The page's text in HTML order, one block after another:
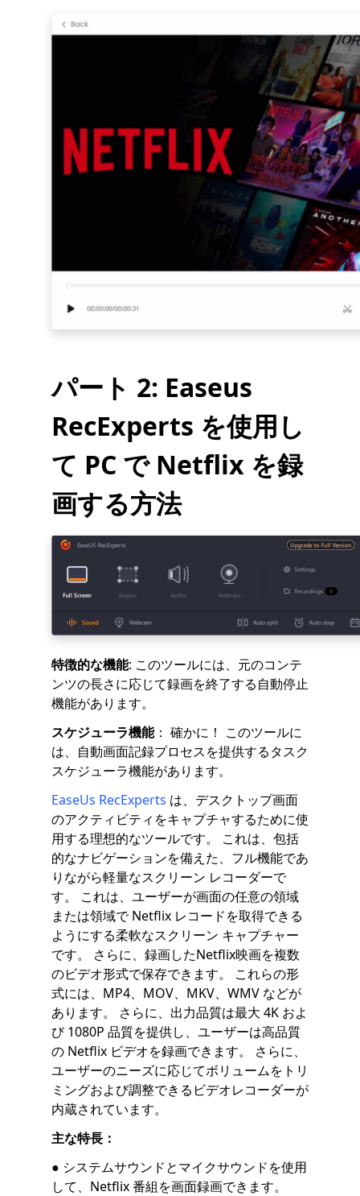
パート 2: Easeus
RecExperts を使用し
て PC で Netflix を録
画する方法
特徴的な機能: このツールには、元のコンテ
ンツの長さに応じて録画を終了する自動停止
機能があります。
スケジューラ機能： 確かに！ このツールに
は、自動画面記録プロセスを提供するタスク
スケジューラ機能があります。
EaseUs RecExperts は、デスクトップ画面
のアクティビティをキャプチャするために使
用する理想的なツールです。 これは、包括
的なナビゲーションを備えた、フル機能であ
りながら軽量なスクリーン レコーダーで
す。 これは、ユーザーが画面の任意の領域
または領域で Netflix レコードを取得できる
ようにする柔軟なスクリーン キャプチャー
です。 さらに、録画したNetflix映画を複数
のビデオ形式で保存できます。 これらの形
式には、MP4、MOV、MKV、WMV などが
あります。 さらに、出力品質は最大 4K およ
び 1080P 品質を提供し、ユーザーは高品質
の Netflix ビデオを録画できます。 さらに、
ユーザーのニーズに応じてボリュームをトリ
ミングおよび調整できるビデオレコーダーが
内蔵されています。
主な特長：
● システムサウンドとマイクサウンドを使用
して、Netflix 番組を画面録画できます。